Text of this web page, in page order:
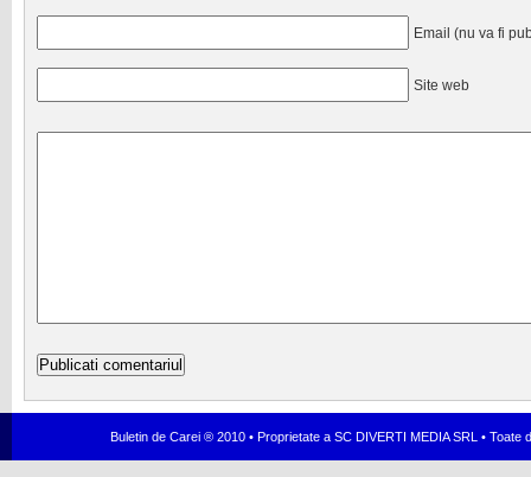
Email (nu va fi
Site web
Buletin de Carei ® 2010 • Proprietate a SC DIVERTI MEDIA SRL •